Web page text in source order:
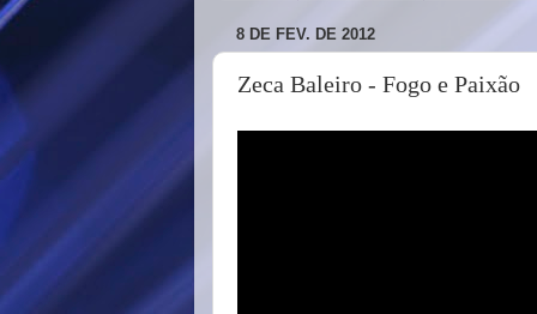
8 DE FEV. DE 2012
Zeca Baleiro - Fogo e Paixão